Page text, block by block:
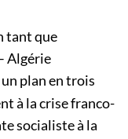
tant que
Algérie
plan en trois
à la crise franco-
socialiste à la